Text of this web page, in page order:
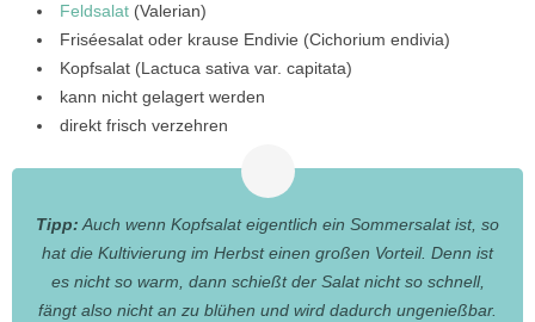
Feldsalat (Valerian)
Friséesalat oder krause Endivie (Cichorium endivia)
Kopfsalat (Lactuca sativa var. capitata)
kann nicht gelagert werden
direkt frisch verzehren
Tipp:Auch wenn Kopfsalat eigentlich ein Sommersalat ist, so
hat die Kultivierung im Herbst einen großen Vorteil. Denn ist
es nicht so warm, dann schießt der Salat nicht so schnell,
fängt also nicht an zu blühen und wird dadurch ungenießbar.